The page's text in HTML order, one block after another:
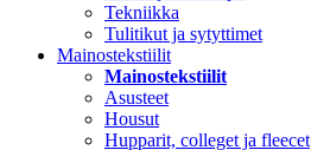
Tekniikka
Tulitikut ja sytyttimet
Mainostekstiilit
Mainostekstiilit
Asusteet
Housut
Hupparit, colleget ja fleecet